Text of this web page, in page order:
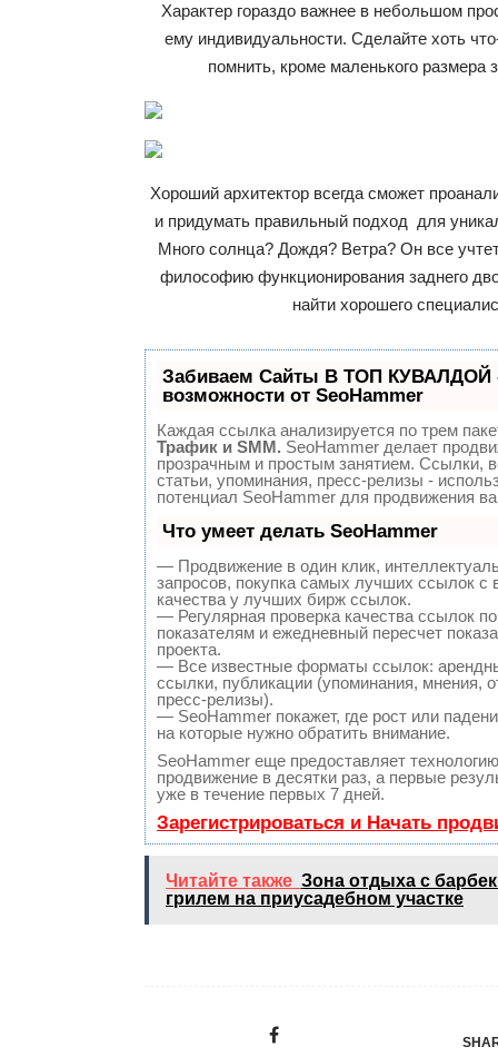
Характер гораздо важнее в небольшом
ему индивидуальности. Сделайте хоть
помнить, кроме маленького размера
Хороший архитектор всегда сможет
и придумать правильный подход для
Много солнца? Дождя? Ветра? Он все
философию функционирования заднего
найти хорошего
Забиваем Сайты В ТОП КУВАЛДОЙ
возможности от SeoHammer
Каждая ссылка анализируется по трем
Трафик и SMM. SeoHammer делает
прозрачным и простым занятием. Ссылки,
статьи, упоминания, пресс-релизы -
потенциал SeoHammer для продвижения
Что умеет делать SeoHammer
— Продвижение в один клик,
запросов, покупка самых лучших ссылок с
качества у лучших бирж ссылок.
— Регулярная проверка качества ссылок
показателям и ежедневный пересчет
проекта.
— Все известные форматы ссылок:
ссылки, публикации (упоминания, мнения,
пресс-релизы).
— SeoHammer покажет, где рост или
на которые нужно обратить внимание.
SeoHammer еще предоставляет
продвижение в десятки раз, а первые
уже в течение первых 7 дней.
Зарегистрироваться и Начать
Читайте также Зона отдыха с
грилем на приусадебном участке